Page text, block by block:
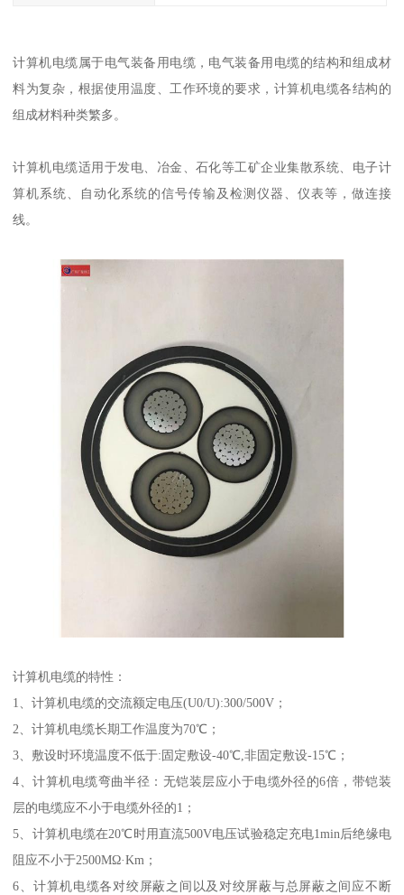
计算机电缆属于电气装备用电缆，电气装备用电缆的结构和组成材
料为复杂，根据使用温度、工作环境的要求，计算机电缆各结构的
组成材料种类繁多。
计算机电缆适用于发电、冶金、石化等工矿企业集散系统、电子计
算机系统、自动化系统的信号传输及检测仪器、仪表等，做连接
线。
计算机电缆的特性：
1、计算机电缆的交流额定电压(U0/U):300/500V；
2、计算机电缆长期工作温度为70℃；
3、敷设时环境温度不低于:固定敷设-40℃,非固定敷设-15℃；
4、计算机电缆弯曲半径：无铠装层应小于电缆外径的6倍，带铠装
层的电缆应不小于电缆外径的1；
5、计算机电缆在20℃时用直流500V电压试验稳定充电1min后绝缘电
阻应不小于2500MΩ·Km；
6、计算机电缆各对绞屏蔽之间以及对绞屏蔽与总屏蔽之间应不断